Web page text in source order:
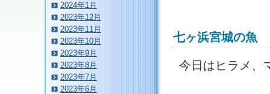
七ヶ浜宮城の魚
今日はヒラメ、
2024年1月
2023年12月
2023年11月
2023年10月
2023年9月
2023年8月
2023年7月
2023年6月